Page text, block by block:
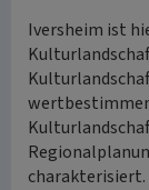
Iversheim ist
charakterisiert.